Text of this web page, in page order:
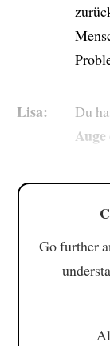
Lisa: Du
Go further